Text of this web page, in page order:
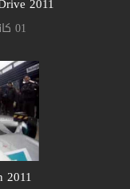
01 كانون الثاني 2013, 12:00 ص
2011 Mercedes GP F1 in action